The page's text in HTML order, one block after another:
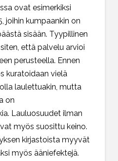
ovat esimerkiksi
joihin kumpaankin on
sisään. Tyypillinen
että palvelu arvioi
perusteella. Ennen
kuratoidaan vielä
laulettuakin, mutta
on
Lauluosuudet ilman
myös suosittu keino.
kirjastoista myyvät
myös ääniefektejä.